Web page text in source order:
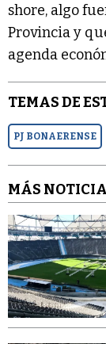
shore, algo
Provincia y
agenda
TEMAS DE
PJ BONAERENSE
MÁS